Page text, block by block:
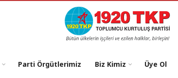
Parti Örgütlerimiz Biz Kimiz Üye Ol